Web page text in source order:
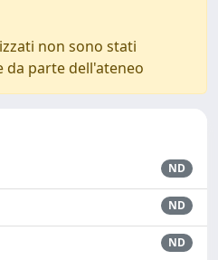
non sono stati
da parte dell'ateneo
ND
ND
ND